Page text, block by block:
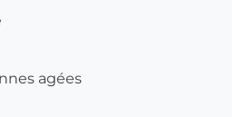
agées